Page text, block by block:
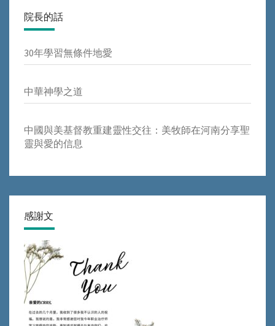
院長的話
30年學習無條件地愛
中華神學之道
中國與美基督教重建靈性交往：美牧師在河南分享聖
靈與愛的信息
感謝文